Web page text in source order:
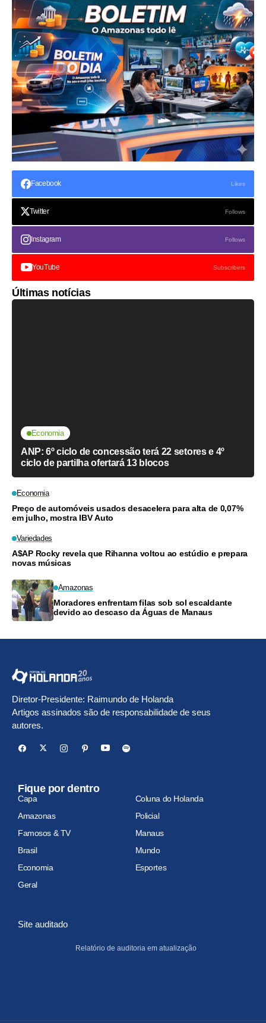
Facebook Likes
Twitter Follows
Instagram Follows
YouTube Subscribers
Últimas notícias
Economia
ANP: 6º ciclo de concessão terá 22 setores e 4º
ciclo de partilha ofertará 13 blocos
Economia
Preço de automóveis usados desacelera para alta de 0,07%
em julho, mostra IBV Auto
Variedades
A$AP Rocky revela que Rihanna voltou ao estúdio e prepara
novas músicas
Amazonas
Moradores enfrentam filas sob sol escaldante
devido ao descaso da Águas de Manaus
Diretor-Presidente: Raimundo de Holanda
Artigos assinados são de responsabilidade de seus
autores.
Fique por dentro
Capa
Coluna do Holanda
Amazonas
Policial
Famosos & TV
Manaus
Brasil
Mundo
Economia
Esportes
Geral
Site auditado
Relatório de auditoria em atualização